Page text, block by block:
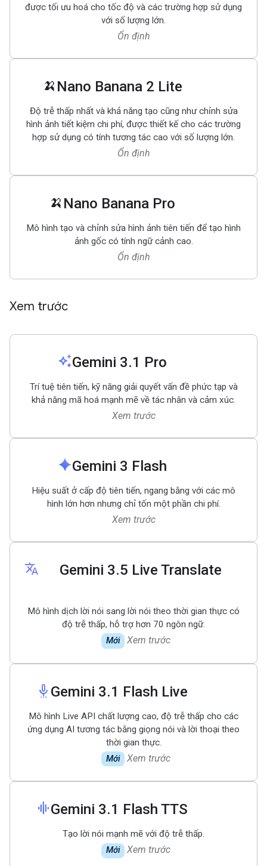
được tối ưu hoá cho tốc độ và các trường hợp sử dụng
với số lượng lớn.
Ổn định
🍌 Nano Banana 2 Lite
Độ trễ thấp nhất và khả năng tạo cũng như chỉnh sửa
hình ảnh tiết kiệm chi phí, được thiết kế cho các trường
hợp sử dụng có tính tương tác cao với số lượng lớn.
Ổn định
🍌 Nano Banana Pro
Mô hình tạo và chỉnh sửa hình ảnh tiên tiến để tạo hình
ảnh gốc có tính ngữ cảnh cao.
Ổn định
Xem trước
auto_awesomeGemini 3.1 Pro
Trí tuệ tiên tiến, kỹ năng giải quyết vấn đề phức tạp và
khả năng mã hoá mạnh mẽ về tác nhân và cảm xúc.
Xem trước
sparkGemini 3 Flash
Hiệu suất ở cấp độ tiên tiến, ngang bằng với các mô
hình lớn hơn nhưng chỉ tốn một phần chi phí.
Xem trước
translate Gemini 3.5 Live Translate
Mô hình dịch lời nói sang lời nói theo thời gian thực có
độ trễ thấp, hỗ trợ hơn 70 ngôn ngữ.
Mới Xem trước
settings_voice Gemini 3.1 Flash Live
Mô hình Live API chất lượng cao, độ trễ thấp cho các
ứng dụng AI tương tác bằng giọng nói và lời thoại theo
thời gian thực.
Mới Xem trước
graphic_eqGemini 3.1 Flash TTS
Tạo lời nói mạnh mẽ với độ trễ thấp.
Mới Xem trước